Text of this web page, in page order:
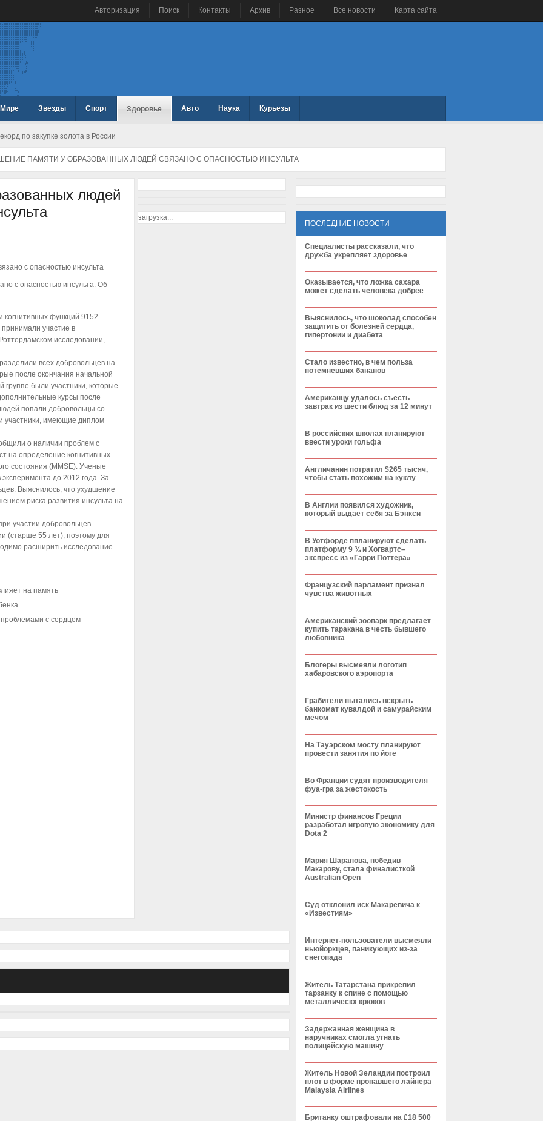
Авторизация Поиск Контакты Архив Разное Все новости Карта сайта
Звезды Спорт Здоровье Авто Наука Курьезы
по закупке золота в России
ПАМЯТИ У ОБРАЗОВАННЫХ ЛЮДЕЙ СВЯЗАНО С ОПАСНОСТЬЮ ИНСУЛЬТА
людей
с опасностью инсульта. Об
функций 9152
участие в
исследовании,
всех добровольцев на
после окончания начальной
были участники, которые
курсы после
попали добровольцы со
участники, имеющие диплом
о наличии проблем с
на определение когнитивных
состояния (MMSE). Ученые
до 2012 года. За
Выяснилось, что ухудшение
риска развития инсульта на
участии добровольцев
(старше 55 лет), поэтому для
расширить исследование.
на память
с сердцем
загрузка...
ПОСЛЕДНИЕ НОВОСТИ
Специалисты рассказали, что
дружба укрепляет здоровье
Оказывается, что ложка сахара
может сделать человека добрее
Выяснилось, что шоколад способен
защитить от болезней сердца,
гипертонии и диабета
Стало известно, в чем польза
потемневших бананов
Американцу удалось съесть
завтрак из шести блюд за 12 минут
В российских школах планируют
ввести уроки гольфа
Англичанин потратил $265 тысяч,
чтобы стать похожим на куклу
В Англии появился художник,
который выдает себя за Бэнкси
В Уотфорде ппланируют сделать
платформу 9 ¾ и Хогвартс–
экспресс из «Гарри Поттера»
Французский парламент признал
чувства животных
Американский зоопарк предлагает
купить таракана в честь бывшего
любовника
Блогеры высмеяли логотип
хабаровского аэропорта
Грабители пытались вскрыть
банкомат кувалдой и самурайским
мечом
На Тауэрском мосту планируют
провести занятия по йоге
Во Франции судят производителя
фуа-гра за жестокость
Министр финансов Греции
разработал игровую экономику для
Dota 2
Мария Шарапова, победив
Макарову, стала финалисткой
Australian Open
Суд отклонил иск Макаревича к
«Известиям»
Интернет-пользователи высмеяли
ньюйоркцев, паникующих из-за
снегопада
Житель Татарстана прикрепил
тарзанку к спине с помощью
металлическх крюков
Задержанная женщина в
наручниках смогла угнать
полицейскую машину
Житель Новой Зеландии построил
плот в форме пропавшего лайнера
Malaysia Airlines
Британку оштрафовали на £18 500